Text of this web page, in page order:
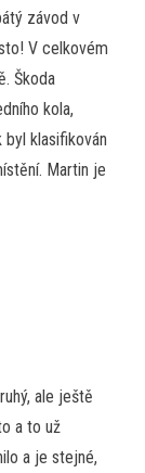
závod v
V celkovém
Škoda
kola,
klasifikován
Martin je
ale ještě
a to už
a je stejné,